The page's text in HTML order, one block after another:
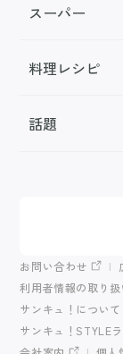
スーパー
料理レシピ
話題
お問い合わせ
利用者情報の取り扱
サンキュ！について
サンキュ！STYLE